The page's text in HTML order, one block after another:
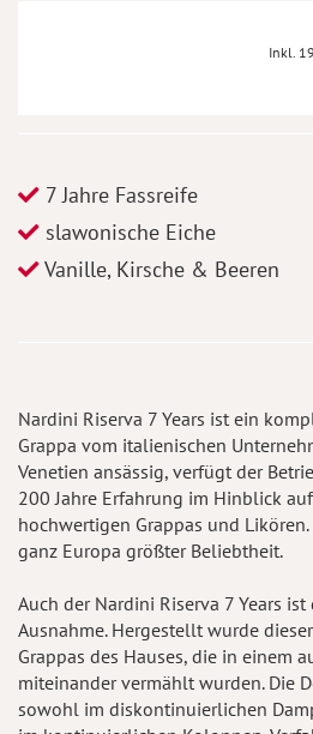
Inkl.
7 Jahre Fassreife
slawonische Eiche
Vanille, Kirsche & Beeren
Nardini Riserva 7 Years ist ein
Grappa vom italienischen
Venetien ansässig, verfügt der
200 Jahre Erfahrung im Hinblick
hochwertigen Grappas und
ganz Europa größter Beliebtheit.
Auch der Nardini Riserva 7 Years
Ausnahme. Hergestellt wurde
Grappas des Hauses, die in einem
miteinander vermählt wurden. Die
sowohl im diskontinuierlichen